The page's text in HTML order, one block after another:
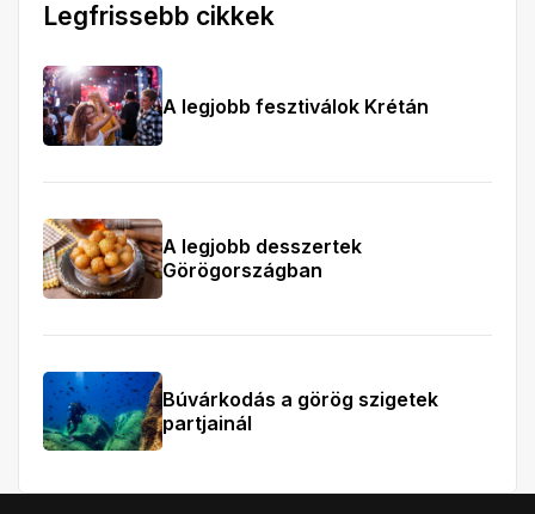
Legfrissebb cikkek
A legjobb fesztiválok Krétán
A legjobb desszertek
Görögországban
Búvárkodás a görög szigetek
partjainál